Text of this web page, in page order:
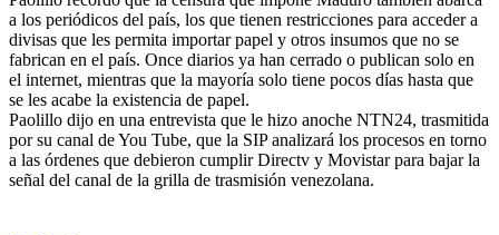
a los periódicos del país, los que tienen restricciones para acceder a
divisas que les permita importar papel y otros insumos que no se
fabrican en el país. Once diarios ya han cerrado o publican solo en
el internet, mientras que la mayoría solo tiene pocos días hasta que
se les acabe la existencia de papel.
Paolillo dijo en una entrevista que le hizo anoche NTN24, trasmitida
por su canal de You Tube, que la SIP analizará los procesos en torno
a las órdenes que debieron cumplir Directv y Movistar para bajar la
señal del canal de la grilla de trasmisión venezolana.